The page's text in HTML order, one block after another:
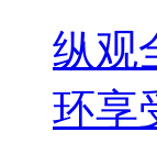
纵观
环享